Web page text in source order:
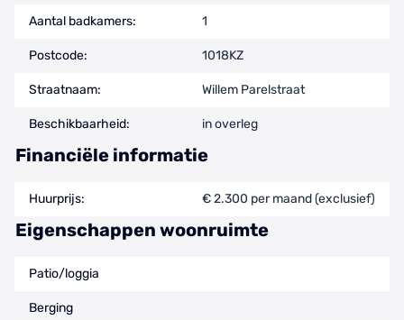
Aantal badkamers: 1
Postcode: 1018KZ
Straatnaam: Willem Parelstraat
Beschikbaarheid: in overleg
Financiële informatie
Huurprijs: € 2.300 per maand (exclusief)
Eigenschappen woonruimte
Patio/loggia
Berging